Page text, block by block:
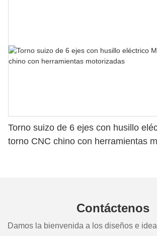
Torno suizo de 6 ejes con husillo
torno CNC chino con herramientas
Contáctenos
Damos la bienvenida a los diseños e